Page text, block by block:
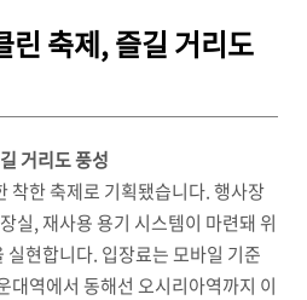
린 축제, 즐길 거리도
거리도 풍성
착한 축제로 기획됐습니다. 행사장
실, 재사용 용기 시스템이 마련돼 위
현합니다. 입장료는 모바일 기준
대역에서 동해선 오시리아역까지 이